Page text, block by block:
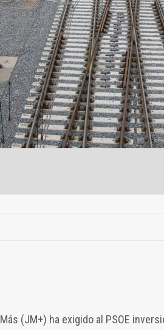
(JM+) ha exigido al PSOE